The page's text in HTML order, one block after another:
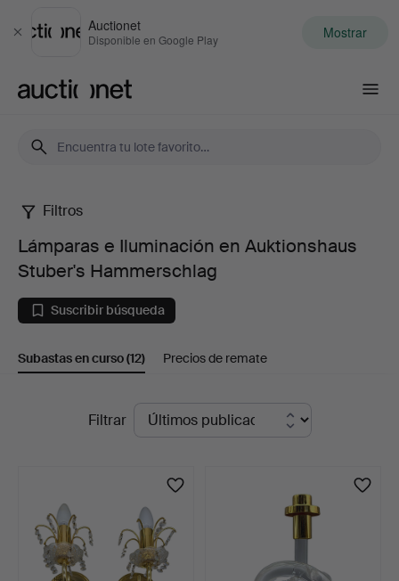
Cerrar
Auctionet
Disponible en Google Play Mostrar
Lámparas
Iluminación
en
Stuber's
Hammerschlag
Filtros
Lámparas e Iluminación en Auktionshaus
Stuber's Hammerschlag
Suscribir búsqueda
Subastas en curso(12) Precios de remate
SubastasFiltrar